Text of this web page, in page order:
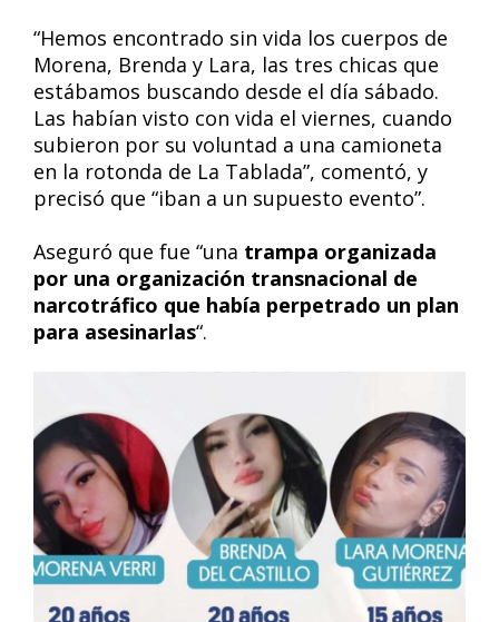
“Hemos encontrado sin vida los cuerpos de
Morena, Brenda y Lara, las tres chicas que
estábamos buscando desde el día sábado.
Las habían visto con vida el viernes, cuando
subieron por su voluntad a una camioneta
en la rotonda de La Tablada”, comentó, y
precisó que “iban a un supuesto evento”.
Aseguró que fue “una trampa organizada
por una organización transnacional de
narcotráfico que había perpetrado un plan
para asesinarlas“.